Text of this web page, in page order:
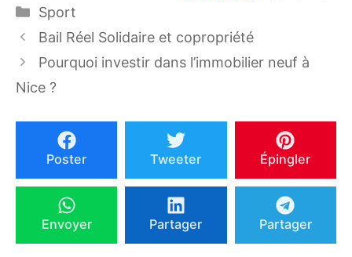
Catégories
Sport
Bail Réel Solidaire et copropriété
Pourquoi investir dans l’immobilier neuf à
Nice ?
Poster Tweeter Épingler
Envoyer Partager Partager